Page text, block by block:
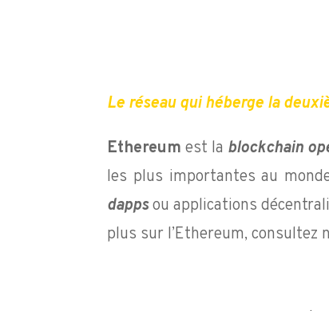
Le réseau qui héberge la
Ethereumest la blockchain
les plus importantes au
dappsou applications
plus sur l’Ethereum, consultez